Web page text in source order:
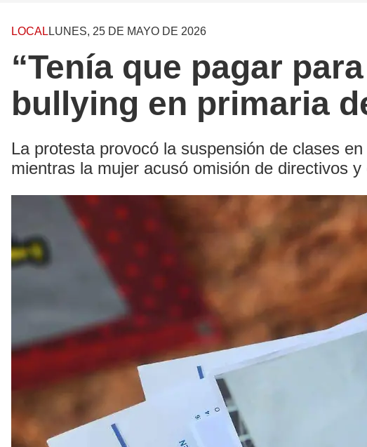
LOCAL LUNES, 25 DE MAYO DE 2026
“Tenía que pagar
bullying en primaria
La protesta provocó la suspensión de clases
mientras la mujer acusó omisión de directivos